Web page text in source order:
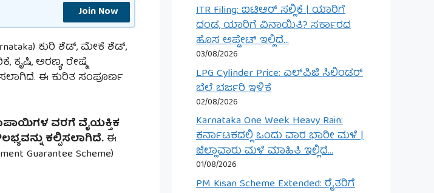
Join Now
ಕುರಿ ಶೆಡ್, ಮೇಕೆ ಶೆಡ್,
ಅರಣ್ಯ, ರೇಷ್ಮೆ
ಈ ಕುರಿತ ಸಂಪೂರ್ಣ
ವರಗೆ ವೈಯಕ್ತಿಕ
ಕಲ್ಪಿಸಲಾಗಿದೆ.ಈ
Guarantee Scheme)
ITR Filing: ಐಟಿಆರ್ ಸಲ್ಲಿಕೆ | ಯಾರಿಗೆ
ದಂಡ, ಯಾರಿಗೆ ವಿನಾಯಿತಿ? ಸರ್ಕಾರದ
ಹೊಸ ಅಪ್ಡೇಟ್ ಇಲ್ಲಿದೆ…
03/08/2026
LPG Cylinder Price: ಎಲ್‌ಪಿಜಿ ಸಿಲಿಂಡರ್
ಬೆಲೆ ಭರ್ಜರಿ ಇಳಿಕೆ
02/08/2026
Karnataka One Week Heavy Rain:
ಕರ್ನಾಟಕದಲ್ಲಿ ಒಂದು ವಾರ ಭಾರೀ ಮಳೆ |
ಜಿಲ್ಲಾವಾರು ಮಳೆ ಮಾಹಿತಿ ಇಲ್ಲಿದೆ…
01/08/2026
PM Kisan Scheme Extended: ರೈತರಿಗೆ